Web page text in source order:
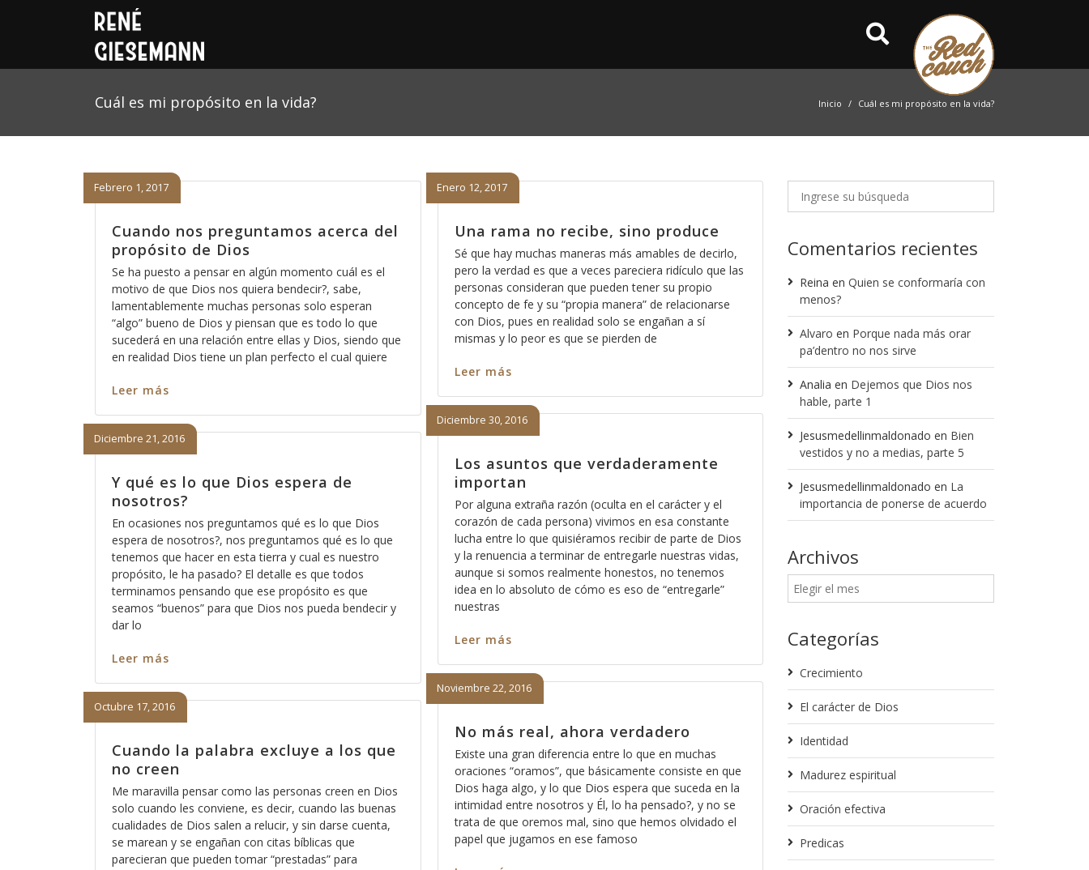
Cuál es mi propósito en la vida? Inicio Cuál es mi propósito en la vida?
Cuando nos preguntamos acerca del
propósito de Dios
Febrero 1, 2017
Se ha puesto a pensar en algún momento cuál es el
motivo de que Dios nos quiera bendecir?, sabe,
lamentablemente muchas personas solo esperan
“algo” bueno de Dios y piensan que es todo lo que
sucederá en una relación entre ellas y Dios, siendo que
en realidad Dios tiene un plan perfecto el cual quiere
Leer más
Una rama no recibe, sino produce
Enero 12, 2017
Sé que hay muchas maneras más amables de decirlo,
pero la verdad es que a veces pareciera ridículo que las
personas consideran que pueden tener su propio
concepto de fe y su “propia manera” de relacionarse
con Dios, pues en realidad solo se engañan a sí
mismas y lo peor es que se pierden de
Leer más
Los asuntos que verdaderamente
importan
Diciembre 30, 2016
Por alguna extraña razón (oculta en el carácter y el
corazón de cada persona) vivimos en esa constante
lucha entre lo que quisiéramos recibir de parte de Dios
y la renuencia a terminar de entregarle nuestras vidas,
aunque si somos realmente honestos, no tenemos
idea en lo absoluto de cómo es eso de “entregarle”
nuestras
Leer más
Y qué es lo que Dios espera de
nosotros?
Diciembre 21, 2016
En ocasiones nos preguntamos qué es lo que Dios
espera de nosotros?, nos preguntamos qué es lo que
tenemos que hacer en esta tierra y cual es nuestro
propósito, le ha pasado? El detalle es que todos
terminamos pensando que ese propósito es que
seamos “buenos” para que Dios nos pueda bendecir y
dar lo
Leer más
No más real, ahora verdadero
Noviembre 22, 2016
Existe una gran diferencia entre lo que en muchas
oraciones “oramos”, que básicamente consiste en que
Dios haga algo, y lo que Dios espera que suceda en la
intimidad entre nosotros y Él, lo ha pensado?, y no se
trata de que oremos mal, sino que hemos olvidado el
papel que jugamos en ese famoso
Cuando la palabra excluye a los que
no creen
Octubre 17, 2016
Me maravilla pensar como las personas creen en Dios
solo cuando les conviene, es decir, cuando las buenas
cualidades de Dios salen a relucir, y sin darse cuenta,
se marean y se engañan con citas bíblicas que
parecieran que pueden tomar “prestadas” para
Comentarios recientes
Reina en Quien se conformaría con
menos?
Alvaro en Porque nada más orar
pa’dentro no nos sirve
Analia en Dejemos que Dios nos
hable, parte 1
Jesusmedellinmaldonado en Bien
vestidos y no a medias, parte 5
Jesusmedellinmaldonado en La
importancia de ponerse de acuerdo
Archivos
Categorías
Crecimiento
El carácter de Dios
Identidad
Madurez espiritual
Oración efectiva
Predicas